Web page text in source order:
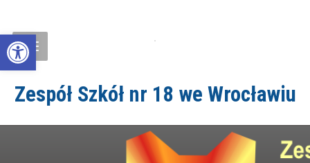
Open toolbar
Zespół Szkół nr 18 we Wrocławiu